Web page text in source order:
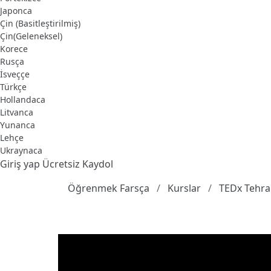
Japonca
Çin (Basitleştirilmiş)
Çin(Geleneksel)
Korece
Rusça
İsveççe
Türkçe
Hollandaca
Litvanca
Yunanca
Lehçe
Ukraynaca
Giriş yap Ücretsiz Kaydol
Öğrenmek Farsça
Kurslar TEDx